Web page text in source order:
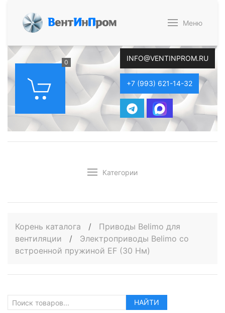
ВентИнПром Меню
0 INFO@VENTINPROM.RU
+7 (993) 621-14-32
Категории
Корень каталога /
Приводы Belimo для
вентиляции
/
Электроприводы Belimo со
встроенной пружиной EF (30 Нм)
НАЙТИ